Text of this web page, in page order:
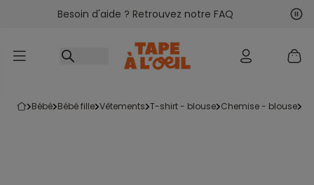
Accéder au contenu
Besoin d'aide ? Retrouvez notre FAQ
bébé bébé fille vêtements t-shirt - blouse chemise - blouse